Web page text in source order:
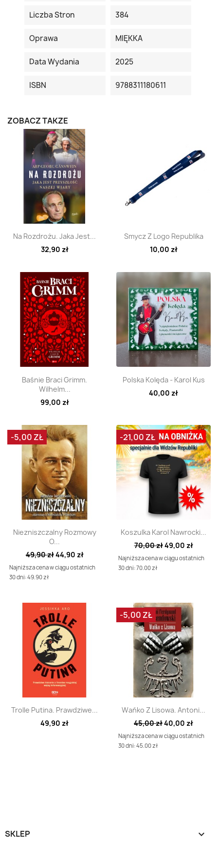
Liczba Stron 384
Oprawa MIĘKKA
Data Wydania 2025
ISBN 9788311180611
ZOBACZ TAKŻE
Szybki podgląd
Na Rozdrożu. Jaka Jest...
32,90 zł
Szybki podgląd
Smycz Z Logo Republika
10,00 zł
Szybki podgląd
Baśnie Braci Grimm.
Wilhelm...
99,00 zł
Szybki podgląd
Polska Kolęda - Karol Kus
40,00 zł
Szybki podgląd
Niezniszczalny Rozmowy
O...
49,90 zł44,90 zł
Najniższa cena w ciągu ostatnich
30 dni: 49.90 zł
-5,00 ZŁ
Szybki podgląd
Koszulka Karol Nawrocki...
70,00 zł49,00 zł
Najniższa cena w ciągu ostatnich
30 dni: 70.00 zł
-21,00 ZŁ
 Szybki podgląd
Trolle Putina. Prawdziwe...
49,90 zł
Szybki podgląd
Wańko Z Lisowa. Antoni...
45,00 zł40,00 zł
Najniższa cena w ciągu ostatnich
30 dni: 45.00 zł
-5,00 ZŁ
SKLEP 